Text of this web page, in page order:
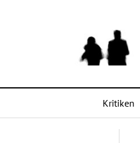
Kritiken